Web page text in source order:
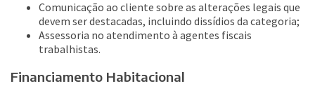
Comunicação ao cliente sobre as alterações legais que
devem ser destacadas, incluindo dissídios da categoria;
Assessoria no atendimento à agentes fiscais
trabalhistas.
Financiamento Habitacional